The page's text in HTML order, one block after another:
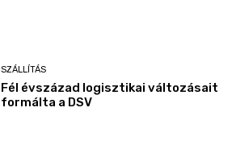
SZÁLLÍTÁS
Fél évszázad logisztikai változásait
formálta a DSV